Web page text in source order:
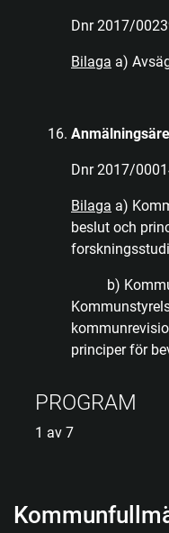
Dnr 2017/
Bilaga a)
Dnr 2017/
Bilaga a)
beslut och
b)
principer för
PROGRAM
1 av 7